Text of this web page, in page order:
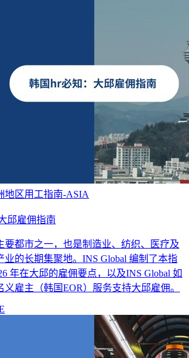
地区用工指南-ASIA
邱雇佣指南
要都市之一，也是制造业、纺织、医疗及
业的长期集聚地。INS Global 编制了本指
年在大邱的雇佣要点，以及INS Global 如
义雇主（韩国EOR）服务支持大邱雇佣。